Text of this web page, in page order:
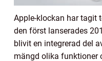
Apple-klockan har tagit
den först lanserades
blivit en integrerad del
mängd olika funktioner